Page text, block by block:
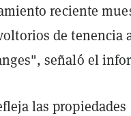
reciente
de tenencia
señaló el
las propiedades